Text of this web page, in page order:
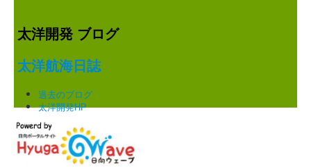
太洋開発 ブログ
太洋航海日誌
過去のブログ
太洋開発HP